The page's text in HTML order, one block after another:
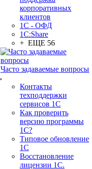
корпоративных
клиентов
1С - ОФД
1С:Share
+ ЕЩЕ 56
Часто задаваемые вопросы
Контакты
техподдержки
сервисов 1С
Как проверить
версию программы
1С?
Типовое обновление
1С
Восстановление
лицензии 1С.